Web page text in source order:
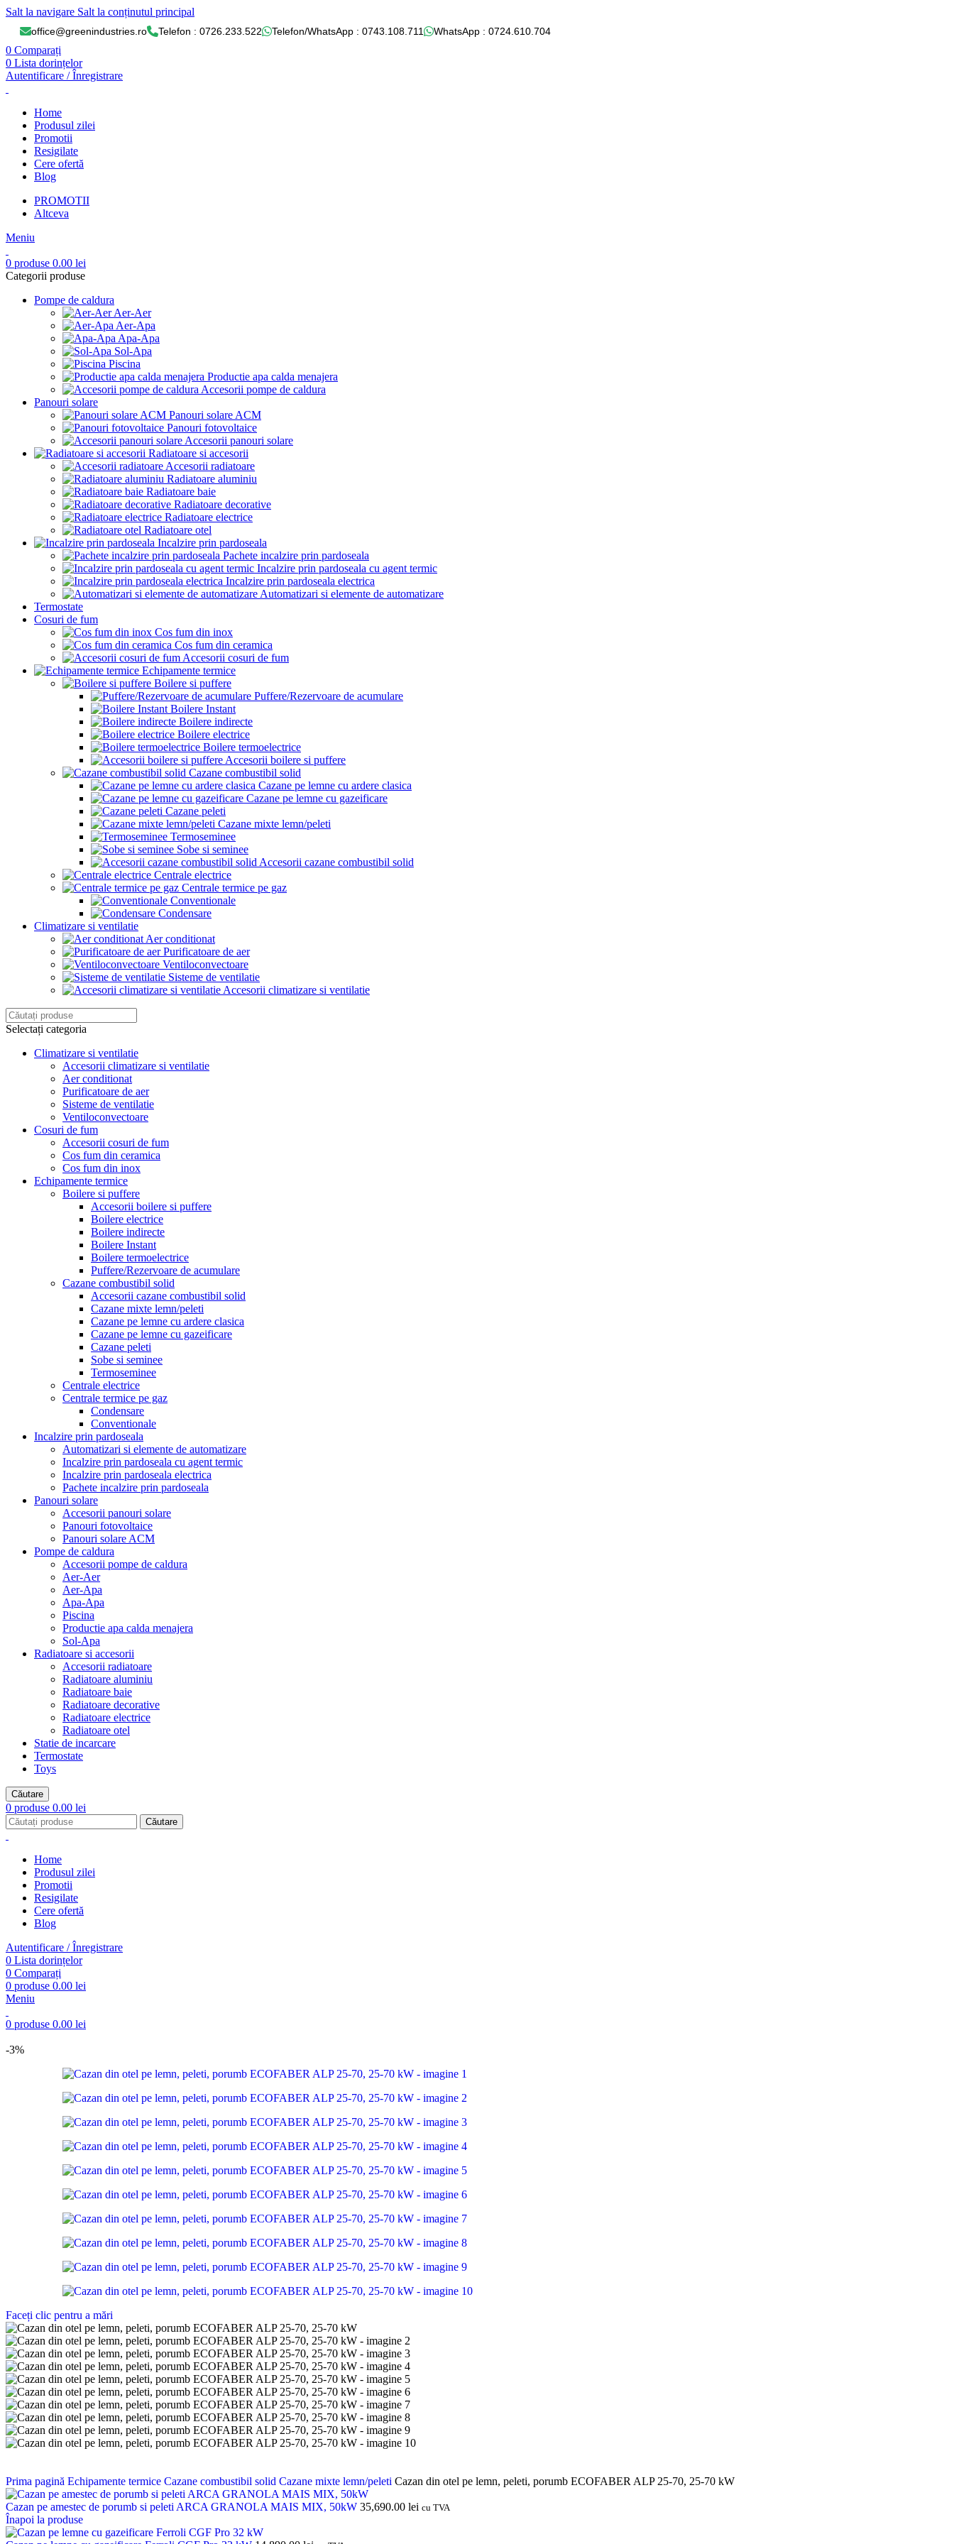
Salt la navigare Salt la conținutul principal
office@greenindustries.ro Telefon : 0726.233.522 Telefon/WhatsApp : 0743.108.711 WhatsApp : 0724.610.704
0 Comparați
0 Lista dorințelor
Autentificare / Înregistrare
Home
Produsul zilei
Promotii
Resigilate
Cere ofertă
Blog
PROMOTII
Altceva
Meniu
0 produse 0.00 lei
Categorii produse
Pompe de caldura
Aer-Aer
Aer-Apa
Apa-Apa
Sol-Apa
Piscina
Productie apa calda menajera
Accesorii pompe de caldura
Panouri solare
Panouri solare ACM
Panouri fotovoltaice
Accesorii panouri solare
Radiatoare si accesorii
Accesorii radiatoare
Radiatoare aluminiu
Radiatoare baie
Radiatoare decorative
Radiatoare electrice
Radiatoare otel
Incalzire prin pardoseala
Pachete incalzire prin pardoseala
Incalzire prin pardoseala cu agent termic
Incalzire prin pardoseala electrica
Automatizari si elemente de automatizare
Termostate
Cosuri de fum
Cos fum din inox
Cos fum din ceramica
Accesorii cosuri de fum
Echipamente termice
Boilere si puffere
Puffere/Rezervoare de acumulare
Boilere Instant
Boilere indirecte
Boilere electrice
Boilere termoelectrice
Accesorii boilere si puffere
Cazane combustibil solid
Cazane pe lemne cu ardere clasica
Cazane pe lemne cu gazeificare
Cazane peleti
Cazane mixte lemn/peleti
Termoseminee
Sobe si seminee
Accesorii cazane combustibil solid
Centrale electrice
Centrale termice pe gaz
Conventionale
Condensare
Climatizare si ventilatie
Aer conditionat
Purificatoare de aer
Ventiloconvectoare
Sisteme de ventilatie
Accesorii climatizare si ventilatie
Selectați categoria
Climatizare si ventilatie
Accesorii climatizare si ventilatie
Aer conditionat
Purificatoare de aer
Sisteme de ventilatie
Ventiloconvectoare
Cosuri de fum
Accesorii cosuri de fum
Cos fum din ceramica
Cos fum din inox
Echipamente termice
Boilere si puffere
Accesorii boilere si puffere
Boilere electrice
Boilere indirecte
Boilere Instant
Boilere termoelectrice
Puffere/Rezervoare de acumulare
Cazane combustibil solid
Accesorii cazane combustibil solid
Cazane mixte lemn/peleti
Cazane pe lemne cu ardere clasica
Cazane pe lemne cu gazeificare
Cazane peleti
Sobe si seminee
Termoseminee
Centrale electrice
Centrale termice pe gaz
Condensare
Conventionale
Incalzire prin pardoseala
Automatizari si elemente de automatizare
Incalzire prin pardoseala cu agent termic
Incalzire prin pardoseala electrica
Pachete incalzire prin pardoseala
Panouri solare
Accesorii panouri solare
Panouri fotovoltaice
Panouri solare ACM
Pompe de caldura
Accesorii pompe de caldura
Aer-Aer
Aer-Apa
Apa-Apa
Piscina
Productie apa calda menajera
Sol-Apa
Radiatoare si accesorii
Accesorii radiatoare
Radiatoare aluminiu
Radiatoare baie
Radiatoare decorative
Radiatoare electrice
Radiatoare otel
Statie de incarcare
Termostate
Toys
Căutare
0 produse 0.00 lei
Căutare
Home
Produsul zilei
Promotii
Resigilate
Cere ofertă
Blog
Autentificare / Înregistrare
0 Lista dorințelor
0 Comparați
0 produse 0.00 lei
Meniu
0 produse 0.00 lei
-3%
Faceți clic pentru a mări
Prima pagină Echipamente termice Cazane combustibil solid Cazane mixte lemn/peleti Cazan din otel pe lemn, peleti, porumb ECOFABER ALP 25-70, 25-70 kW
Cazan pe amestec de porumb si peleti ARCA GRANOLA MAIS MIX, 50kW 35,690.00 lei cu TVA
Înapoi la produse